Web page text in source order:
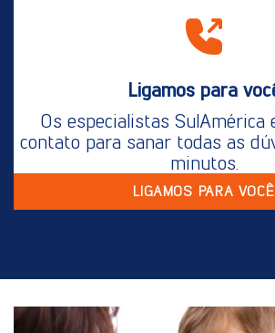
Ligamos para
Os especialistas SulAmérica
contato para sanar todas as
minutos.
LIGAMOS PARA VOCÊ